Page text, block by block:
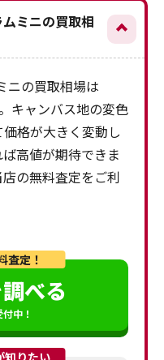
ミニの買取相
ニの買取相場は
キャンバス地の変色
格が大きく変動し
高値が期待できま
の無料査定をご利
査定！
べる
中！
知りたい